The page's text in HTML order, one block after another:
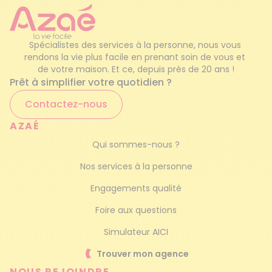
Tailler les haies
Élaguer les arbustes
Planter des graines, des bulbes et divers
végétaux
Désherber
Entretenir les massifs
Déneiger l’accès au garage et les allées
Services d’aide à domicile
complémentaires
Nous proposons également des prestations
Service de femme de ménage
Ménage haut de gamme
Spécialistes des services à la personne, nous vous
rendons la vie plus facile en prenant soin de vous et
de votre maison. Et ce, depuis près de 20 ans !
Prêt à simplifier votre quotidien ?
Contactez-nous
AZAÉ
Qui sommes-nous ?
Nos services à la personne
Engagements qualité
Foire aux questions
Simulateur AICI
Trouver mon agence